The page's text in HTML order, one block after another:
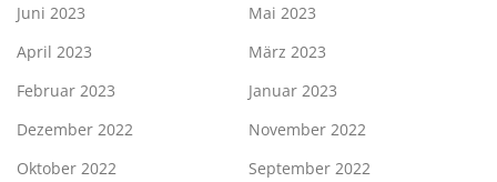
Juni 2023
Mai 2023
April 2023
März 2023
Februar 2023
Januar 2023
Dezember 2022
November 2022
Oktober 2022
September 2022